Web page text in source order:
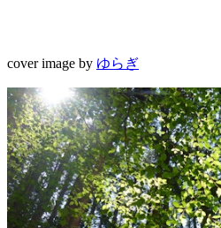
cover image by ゆらぎ